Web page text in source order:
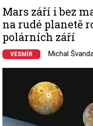
Mars září i bez
na rudé planetě
polárních září
VESMÍR Michal